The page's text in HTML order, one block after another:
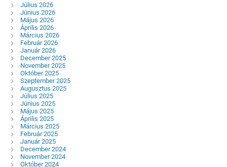
Július 2026
Június 2026
Május 2026
Április 2026
Március 2026
Február 2026
Január 2026
December 2025
November 2025
Október 2025
Szeptember 2025
Augusztus 2025
Július 2025
Június 2025
Május 2025
Április 2025
Március 2025
Február 2025
Január 2025
December 2024
November 2024
Október 2024